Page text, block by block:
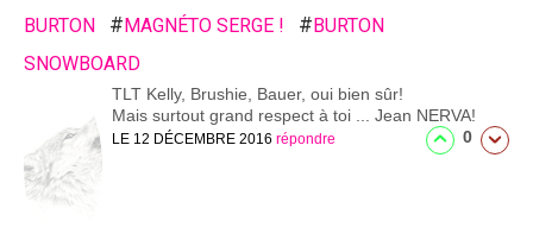
BURTON
# MAGNÉTO SERGE ! # BURTON
SNOWBOARD
TLT Kelly, Brushie, Bauer, oui bien sûr!
Mais surtout grand respect à toi ... Jean NERVA!
LE 12 DÉCEMBRE 2016 répondre 0